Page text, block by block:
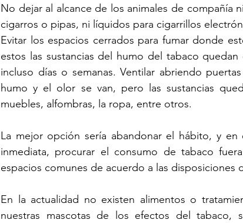
No dejar al alcance de los animales de compañía
cigarros o pipas, ni líquidos para cigarrillos
Evitar los espacios cerrados para fumar donde
estos las sustancias del humo del tabaco
incluso días o semanas. Ventilar abriendo
humo y el olor se van, pero las sustancias
muebles, alfombras, la ropa, entre otros.
La mejor opción sería abandonar el hábito, y
inmediata, procurar el consumo de tabaco
espacios comunes de acuerdo a las disposiciones
En la actualidad no existen alimentos o
nuestras mascotas de los efectos del tabaco,